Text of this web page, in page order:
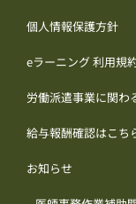
個人情報保護方針
eラーニング 利用規
労働派遣事業に関わ
給与報酬確認はこち
お知らせ